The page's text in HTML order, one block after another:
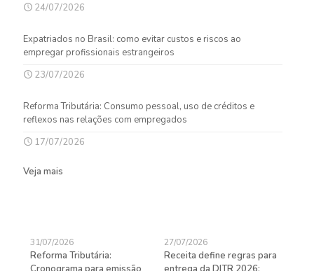
24/07/2026
Expatriados no Brasil: como evitar custos e riscos ao
empregar profissionais estrangeiros
23/07/2026
Reforma Tributária: Consumo pessoal, uso de créditos e
reflexos nas relações com empregados
17/07/2026
Veja mais
31/07/2026
Reforma Tributária:
27/07/2026
Receita define regras para